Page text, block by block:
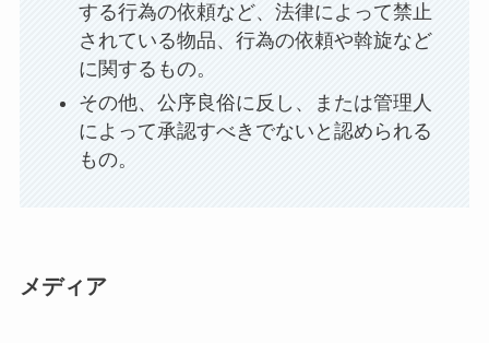
する行為の依頼など、法律によって禁止
されている物品、行為の依頼や斡旋など
に関するもの。
その他、公序良俗に反し、または管理人
によって承認すべきでないと認められる
もの。
メディア